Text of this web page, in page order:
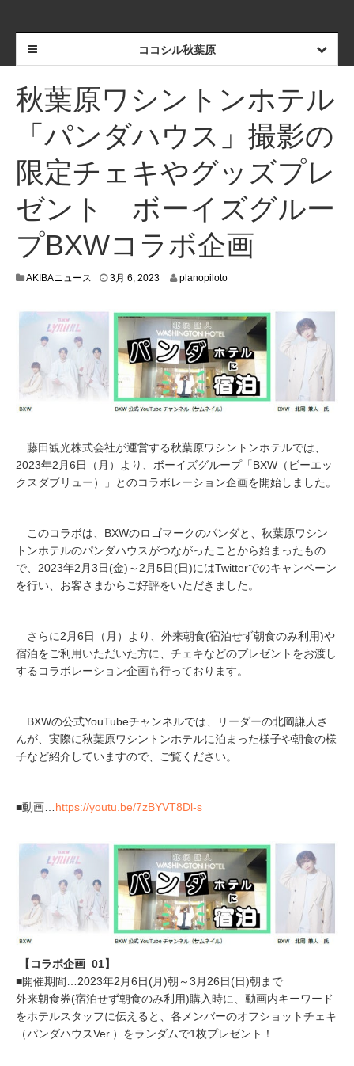
ココシル秋葉原
秋葉原ワシントンホテル
「パンダハウス」撮影の
限定チェキやグッズプレ
ゼント ボーイズグルー
プBXWコラボ企画
AKIBAニュース 3月 6, 20232
8
,
2
0
2
3
planopiloto
藤田観光株式会社が運営する秋葉原ワシントンホテルでは、
2023年2月6日（月）より、ボーイズグループ「BXW（ビーエッ
クスダブリュー）」とのコラボレーション企画を開始しました。
このコラボは、BXWのロゴマークのパンダと、秋葉原ワシン
トンホテルのパンダハウスがつながったことから始まったもの
で、2023年2月3日(金)～2月5日(日)にはTwitterでのキャンペーン
を行い、お客さまからご好評をいただきました。
さらに2月6日（月）より、外来朝食(宿泊せず朝食のみ利用)や
宿泊をご利用いただいた方に、チェキなどのプレゼントをお渡し
するコラボレーション企画も行っております。
BXWの公式YouTubeチャンネルでは、リーダーの北岡謙人さ
んが、実際に秋葉原ワシントンホテルに泊まった様子や朝食の様
子など紹介していますので、ご覧ください。
■動画… https://youtu.be/7zBYVT8Dl-s
【コラボ企画_01】
■開催期間…2023年2月6日(月)朝～3月26日(日)朝まで
外来朝食券(宿泊せず朝食のみ利用)購入時に、動画内キーワード
をホテルスタッフに伝えると、各メンバーのオフショットチェキ
（パンダハウスVer.）をランダムで1枚プレゼント！